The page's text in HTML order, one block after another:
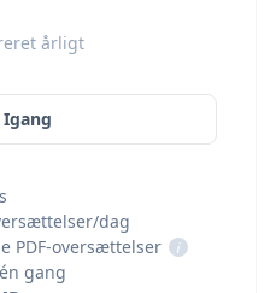
årligt
Igang
dag
PDF-oversættelser
i
gang